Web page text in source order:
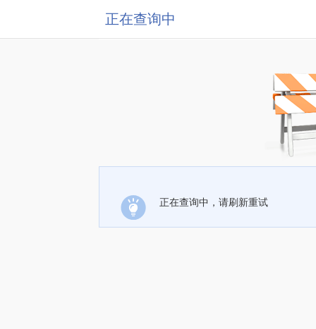
正在查询中
正在查询中，请刷新重试